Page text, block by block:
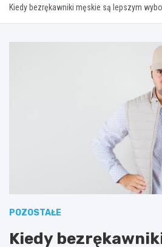
Kiedy bezrękawniki męskie są lepszym
POZOSTAŁE
Kiedy